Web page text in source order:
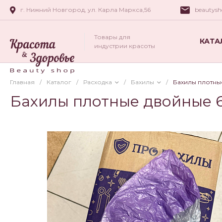
г. Нижний Новгород, ул. Карла Маркса,56
Товары для
индустрии красоты
Главная / Каталог / Расходка / Бахилы / Бахилы
Бахилы плотные